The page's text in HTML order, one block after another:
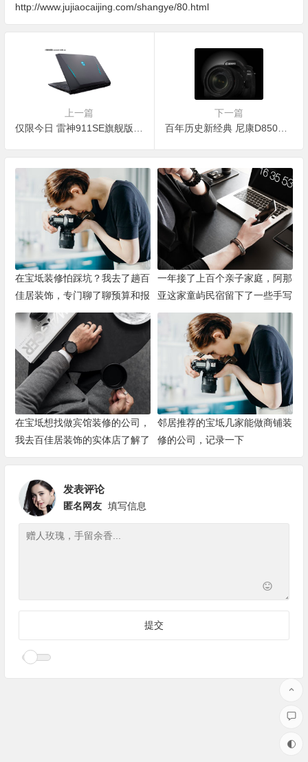
http://www.jujiaocaijing.com/shangye/80.html
上一篇
下一篇
百年历史新经典 尼康D850单反相机评测
在宝坻装修怕踩坑？我去了趟百
佳居装饰，专门聊了聊预算和报
价
一年接了上百个亲子家庭，阿那
亚这家童屿民宿留下了一些手写
卡片
在宝坻想找做宾馆装修的公司，
我去百佳居装饰的实体店了解了
一下
邻居推荐的宝坻几家能做商铺装
修的公司，记录一下
发表评论
匿名网友 填写信息